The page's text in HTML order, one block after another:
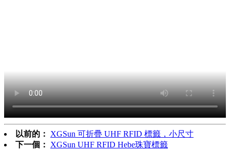
以前的：
XGSun 可折疊 UHF RFID 標籤，小尺寸
下一個：
XGSun UHF RFID Hebe珠寶標籤